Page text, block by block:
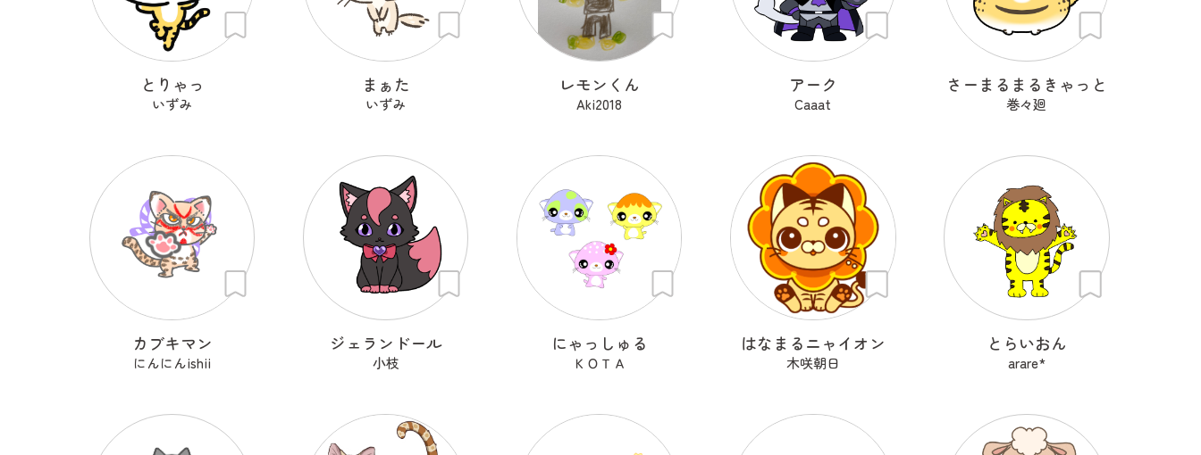
とりゃっ
いずみ
まぁた
いずみ
レモンくん
Aki2018
アーク
Caaat
さーまるまるきゃっと
巻々廻
カブキマン
にんにんishii
ジェランドール
小枝
にゃっしゅる
ＫＯＴＡ
はなまるニャイオン
木咲朝日
とらいおん
arare*